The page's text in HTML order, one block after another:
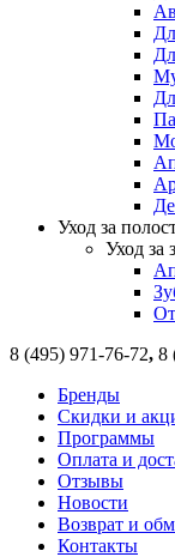
Уход за
Уход за
8 (495) 971-76-72, 8
Бренды
Скидки и
Программы
Оплата и
Отзывы
Новости
Возврат и
Контакты